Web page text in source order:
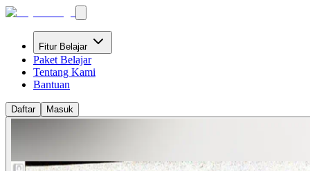
Fitur Belajar
Paket Belajar
Tentang Kami
Bantuan
Daftar Masuk